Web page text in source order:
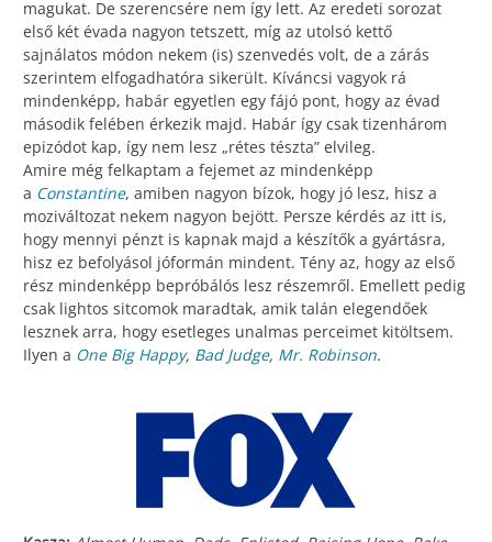
magukat. De szerencsére nem így lett. Az eredeti sorozat
első két évada nagyon tetszett, míg az utolsó kettő
sajnálatos módon nekem (is) szenvedés volt, de a zárás
szerintem elfogadhatóra sikerült. Kíváncsi vagyok rá
mindenképp, habár egyetlen egy fájó pont, hogy az évad
második felében érkezik majd. Habár így csak tizenhárom
epizódot kap, így nem lesz „rétes tészta” elvileg.
Amire még felkaptam a fejemet az mindenképp
a Constantine, amiben nagyon bízok, hogy jó lesz, hisz a
moziváltozat nekem nagyon bejött. Persze kérdés az itt is,
hogy mennyi pénzt is kapnak majd a készítők a gyártásra,
hisz ez befolyásol jóformán mindent. Tény az, hogy az első
rész mindenképp bepróbálós lesz részemről. Emellett pedig
csak lightos sitcomok maradtak, amik talán elegendőek
lesznek arra, hogy esetleges unalmas perceimet kitöltsem.
Ilyen a One Big Happy, Bad Judge, Mr. Robinson.